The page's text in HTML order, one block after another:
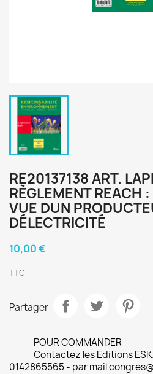
RE20137138 ART.
RÈGLEMENT REACH
VUE DUN
DÉLECTRICITÉ
10,00 €
TTC
Partager
POUR COMMANDER
Contactez les Editions
0142865565 - par mail